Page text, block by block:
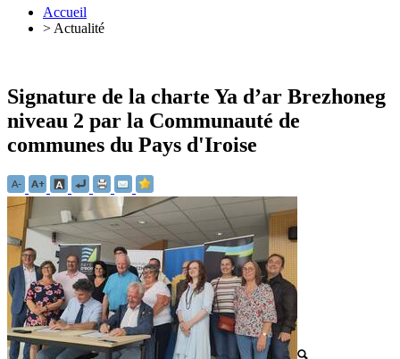
Accueil
> Actualité
Signature de la charte Ya d’ar Brezhoneg
niveau 2 par la Communauté de
communes du Pays d'Iroise